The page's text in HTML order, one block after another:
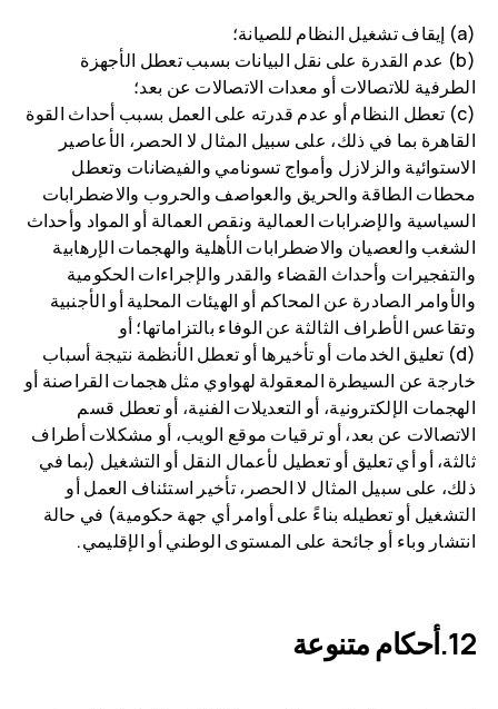
(a) إيقاف تشغيل النظام للصيانة؛
(b) عدم القدرة على نقل البيانات بسبب تعطل الأجهزة
الطرفية للاتصالات أو معدات الاتصالات عن بعد؛
(c) تعطل النظام أو عدم قدرته على العمل بسبب أحداث القوة
القاهرة بما في ذلك، على سبيل المثال لا الحصر، الأعاصير
الاستوائية والزلازل وأمواج تسونامي والفيضانات وتعطل
محطات الطاقة والحريق والعواصف والحروب والاضطرابات
السياسية والإضرابات العمالية ونقص العمالة أو المواد وأحداث
الشغب والعصيان والاضطرابات الأهلية والهجمات الإرهابية
والتفجيرات وأحداث القضاء والقدر والإجراءات الحكومية
والأوامر الصادرة عن المحاكم أو الهيئات المحلية أو الأجنبية
وتقاعس الأطراف الثالثة عن الوفاء بالتزاماتها؛ أو
(d) تعليق الخدمات أو تأخيرها أو تعطل الأنظمة نتيجة أسباب
خارجة عن السيطرة المعقولة لهواوي مثل هجمات القراصنة أو
الهجمات الإلكترونية، أو التعديلات الفنية، أو تعطل قسم
الاتصالات عن بعد، أو ترقيات موقع الويب، أو مشكلات أطراف
ثالثة، أو أي تعليق أو تعطيل لأعمال النقل أو التشغيل (بما في
ذلك، على سبيل المثال لا الحصر، تأخير استئناف العمل أو
التشغيل أو تعطيله بناءً على أوامر أي جهة حكومية) في حالة
انتشار وباء أو جائحة على المستوى الوطني أو الإقليمي.
أحكام متنوعة